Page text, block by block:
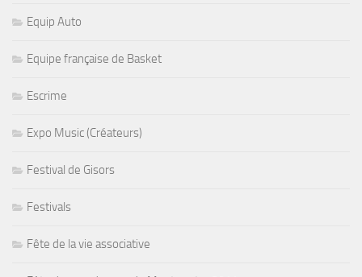
Equipe française de Basket
Escrime
Expo Music (Créateurs)
Festival de Gisors
Festivals
Fête de la vie associative
Fête des vendanges de Montmartre 2011